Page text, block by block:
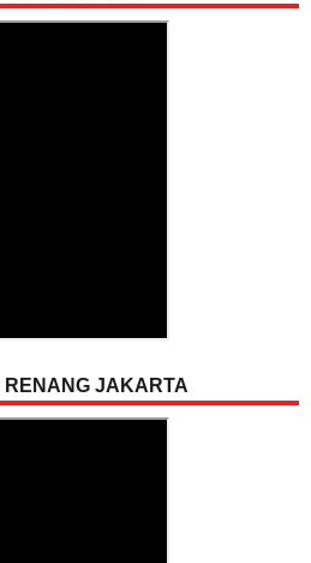
JAKARTA